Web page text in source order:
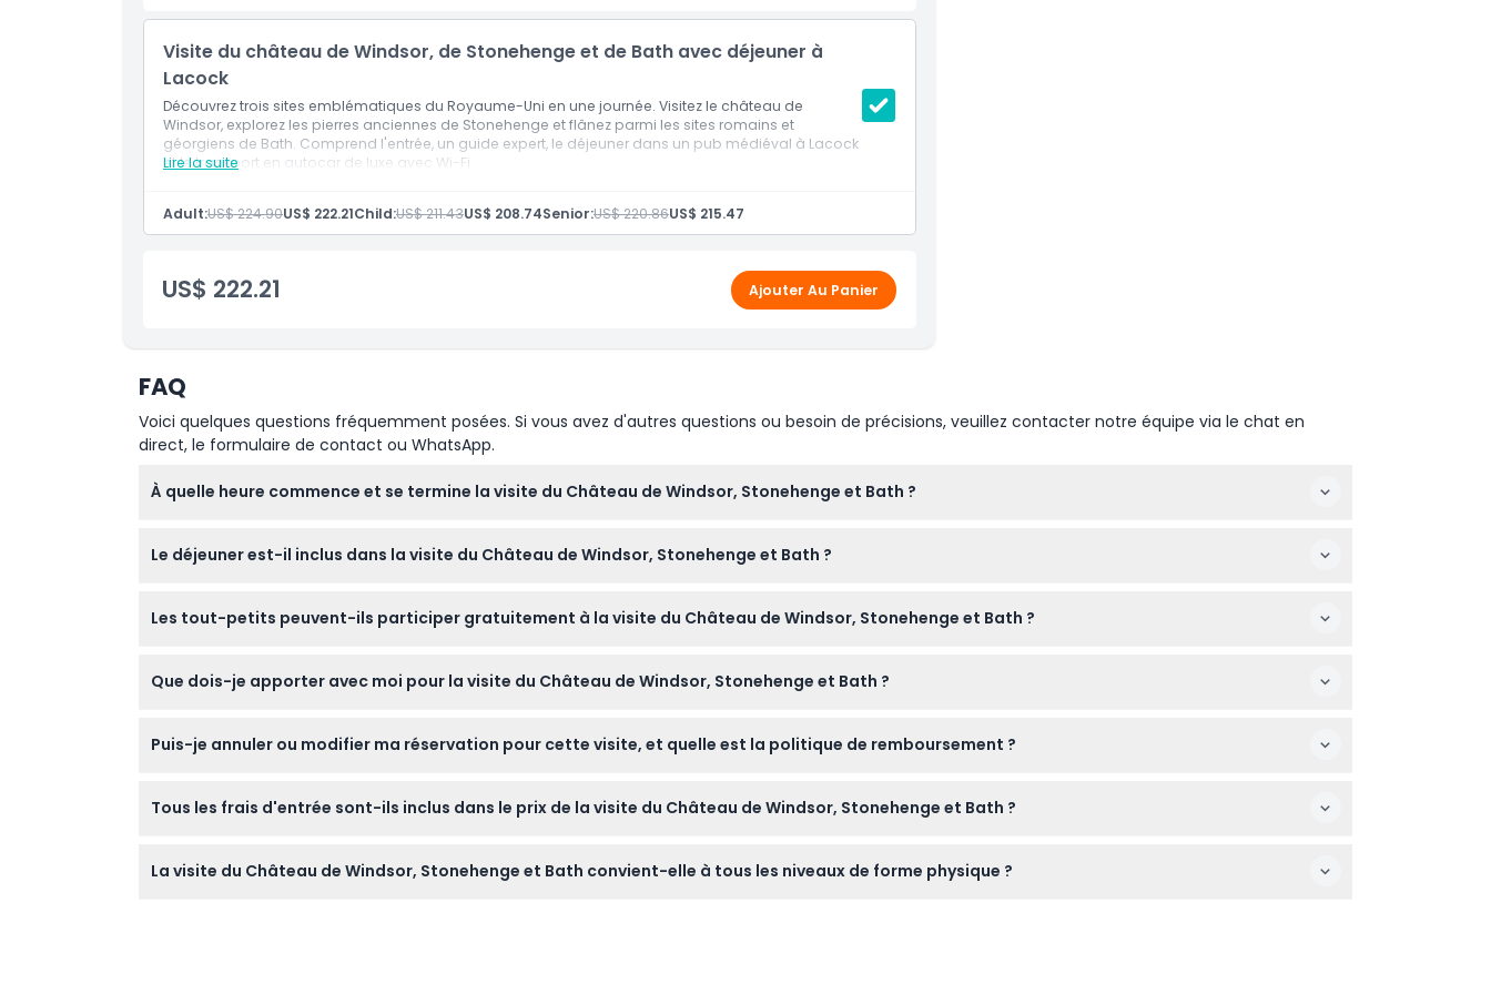
Politique d'annulation
Visite du château de Windsor, de Stonehenge et de Bath avec déjeuner à
Lacock
Découvrez trois sites emblématiques du Royaume-Uni en une journée. Visitez le château de
Windsor, explorez les pierres anciennes de Stonehenge et flânez parmi les sites romains et
géorgiens de Bath. Comprend l'entrée, un guide expert, le déjeuner dans un pub médiéval à Lacock
et le transport en autocar de luxe avec Wi-Fi
Lire la suite
Adult:US$ 224.90US$ 222.21Child:US$ 211.43US$ 208.74Senior:US$ 220.86US$ 215.47
US$ 222.21 Ajouter Au Panier
FAQ
Voici quelques questions fréquemment posées. Si vous avez d'autres questions ou besoin de précisions, veuillez contacter notre équipe via le chat en
direct, le formulaire de contact ou WhatsApp.
À quelle heure commence et se termine la visite du Château de Windsor, Stonehenge et Bath ?
métro Gloucester Road (sous réserve de modifications — veuillez confirmer lors de la réservation).
Le déjeuner est-il inclus dans la visite du Château de Windsor, Stonehenge et Bath ?
Les tout-petits peuvent-ils participer gratuitement à la visite du Château de Windsor, Stonehenge et Bath ?
Que dois-je apporter avec moi pour la visite du Château de Windsor, Stonehenge et Bath ?
sites en plein air comme Stonehenge.
Puis-je annuler ou modifier ma réservation pour cette visite, et quelle est la politique de remboursement ?
est strictement non remboursable et des frais supplémentaires peuvent s'appliquer.
Tous les frais d'entrée sont-ils inclus dans le prix de la visite du Château de Windsor, Stonehenge et Bath ?
La visite du Château de Windsor, Stonehenge et Bath convient-elle à tous les niveaux de forme physique ?